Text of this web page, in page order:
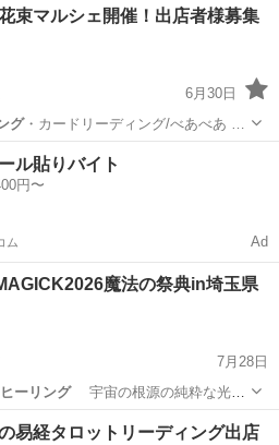
その他 マルシェ
束マルシェ開催！出店者様募集
6月30日
グ・カードリーディング/べあべあ …
ワークショップ
ル貼りバイト
円〜
ム Ad
魔法の祭典in埼玉県
7月28日
ーリング宇宙の根源の純粋な光で
ヒーリング
易経タロットリーディング出店